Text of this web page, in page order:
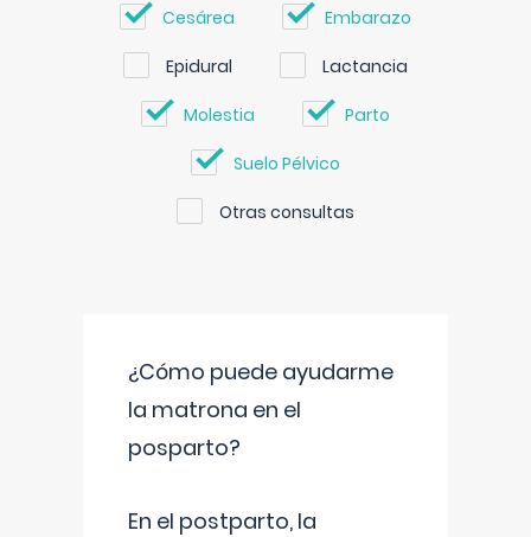
Cesárea Embarazo
Epidural Lactancia
Molestia Parto
Suelo Pélvico
Otras consultas
¿Cómo puede ayudarme
la matrona en el
posparto?
En el postparto, la